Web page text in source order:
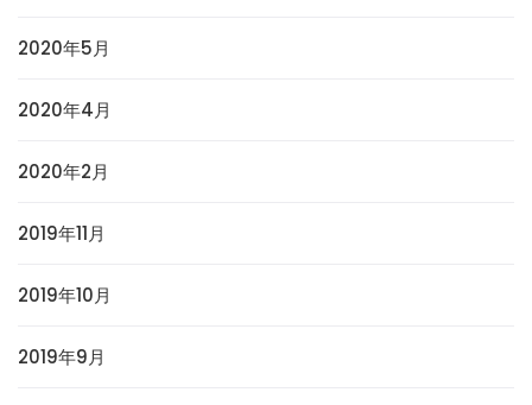
2020年5月
2020年4月
2020年2月
2019年11月
2019年10月
2019年9月